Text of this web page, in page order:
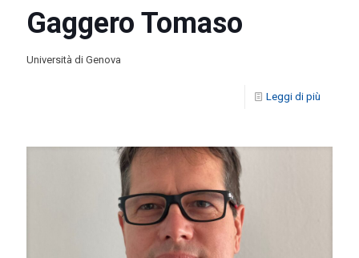
Gaggero Tomaso
Università di Genova
Leggi di più